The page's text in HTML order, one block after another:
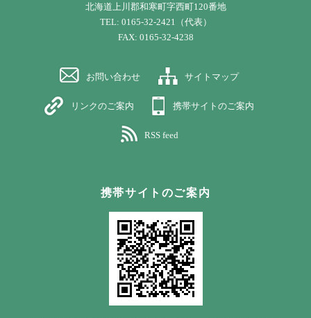
北海道上川郡和寒町字西町120番地
TEL: 0165-32-2421（代表）
FAX: 0165-32-4238
お問い合わせ サイトマップ
リンクのご案内 携帯サイトのご案内
RSS feed
携帯サイトのご案内